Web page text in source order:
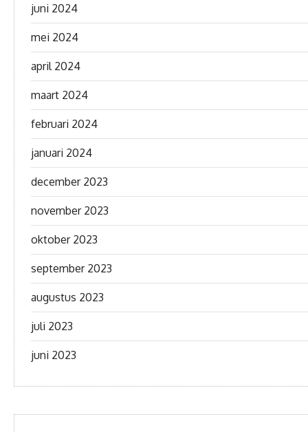
juni 2024
mei 2024
april 2024
maart 2024
februari 2024
januari 2024
december 2023
november 2023
oktober 2023
september 2023
augustus 2023
juli 2023
juni 2023